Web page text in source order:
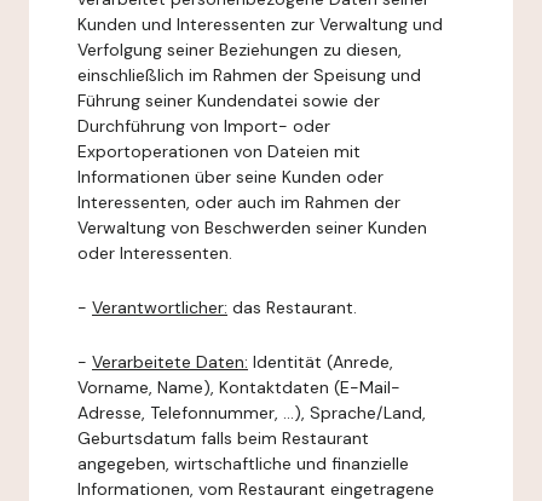
Kunden und Interessenten zur Verwaltung und
Verfolgung seiner Beziehungen zu diesen,
einschließlich im Rahmen der Speisung und
Führung seiner Kundendatei sowie der
Durchführung von Import- oder
Exportoperationen von Dateien mit
Informationen über seine Kunden oder
Interessenten, oder auch im Rahmen der
Verwaltung von Beschwerden seiner Kunden
oder Interessenten.
- Verantwortlicher: das Restaurant.
- Verarbeitete Daten: Identität (Anrede,
Vorname, Name), Kontaktdaten (E-Mail-
Adresse, Telefonnummer, ...), Sprache/Land,
Geburtsdatum falls beim Restaurant
angegeben, wirtschaftliche und finanzielle
Informationen, vom Restaurant eingetragene